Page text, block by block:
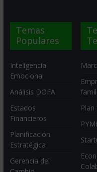
Temas
Populares
Inteligencia
Emocional
Análisis DOFA
Estados
Financieros
Planificación
Estratégica
Gerencia del